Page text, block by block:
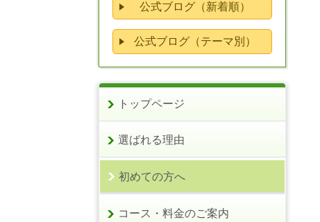
公式ブログ（新着順）
公式ブログ（テーマ別）
トップページ
選ばれる理由
初めての方へ
コース・料金のご案内